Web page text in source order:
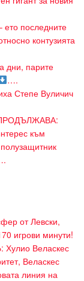
ето последните
контузията
дни, парите
….
Степе Вуличич
към
от Левски,
игрови минути!
Веласкес
Веласкес
линия на